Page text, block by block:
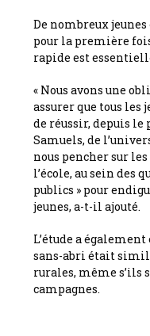
De nombreux
pour la première
rapide est
« Nous avons une
assurer que tous les
de réussir, depuis le
Samuels, de
nous pencher sur
l’école, au sein des
publics » pour
jeunes, a-t-il ajouté.
L’étude a
sans-abri était
rurales, même s’ils
campagnes.